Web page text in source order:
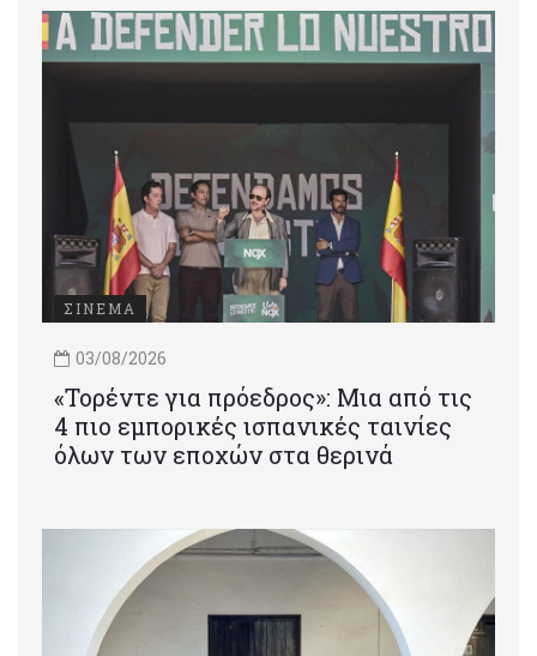
ΣΙΝΕΜΑ
03/08/2026
«Τορέντε για πρόεδρος»: Mια από τις
4 πιο εμπορικές ισπανικές ταινίες
όλων των εποχών στα θερινά